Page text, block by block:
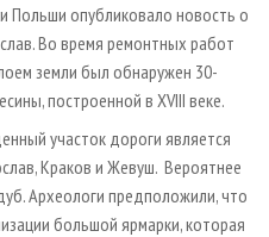
ПЛИТ
Польши опубликовало новость о
Во время ремонтных работ
земли был обнаружен 30-
построенной в XVIII веке.
участок дороги является
Краков и Жевуш. Вероятнее
Археологи предположили, что
большой ярмарки, которая